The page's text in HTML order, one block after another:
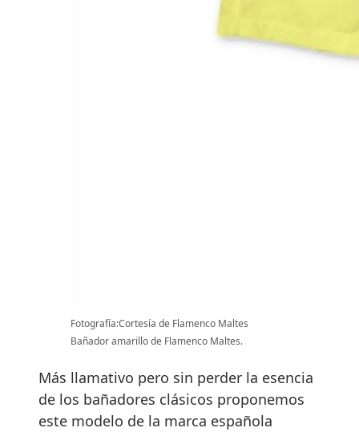
Fotografía:Cortesía de Flamenco Maltes
Bañador amarillo de Flamenco Maltes.
Más llamativo pero sin perder la esencia
de los bañadores clásicos proponemos
este modelo de la marca española